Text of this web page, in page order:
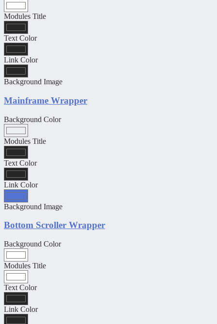
Modules Title
Text Color
Link Color
Background Image
Mainframe Wrapper
Background Color
Modules Title
Text Color
Link Color
Background Image
Bottom Scroller Wrapper
Background Color
Modules Title
Text Color
Link Color